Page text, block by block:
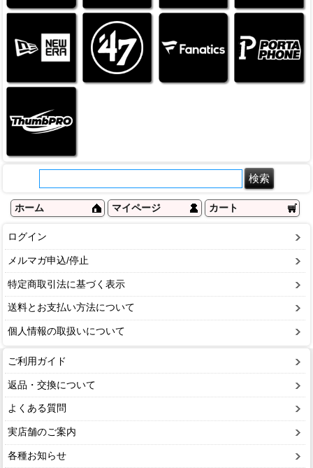
ホーム マイページ カート
ログイン
メルマガ申込/停止
特定商取引法に基づく表示
送料とお支払い方法について
個人情報の取扱いについて
ご利用ガイド
返品・交換について
よくある質問
実店舗のご案内
各種お知らせ